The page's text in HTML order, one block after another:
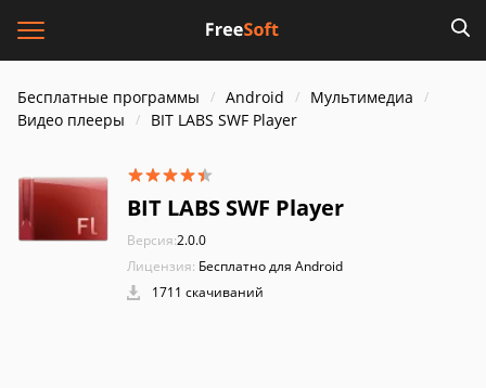
Бесплатные программы Android
Мультимедиа
Видео плееры
BIT LABS SWF Player
BIT LABS SWF Player
Версия:2.0.0
Лицензия: Бесплатно для Android
1711 скачиваний